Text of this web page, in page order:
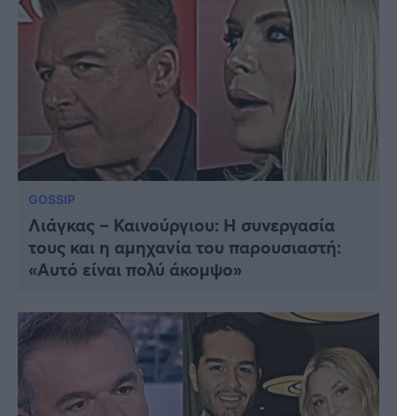
GOSSIP
Λιάγκας – Καινούργιου: Η συνεργασία
τους και η αμηχανία του παρουσιαστή:
«Αυτό είναι πολύ άκομψο»